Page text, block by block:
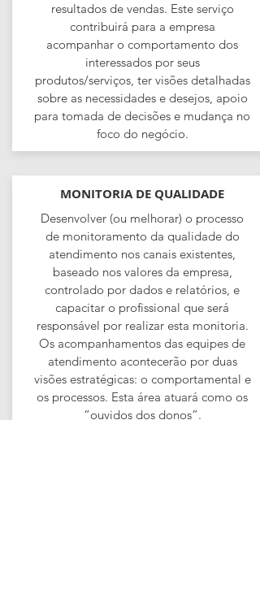
resultados de vendas. Este serviço
contribuirá para a empresa
acompanhar o comportamento dos
interessados por seus
produtos/serviços, ter visões detalhadas
sobre as necessidades e desejos, apoio
para tomada de decisões e mudança no
foco do negócio.
MONITORIA DE QUALIDADE
Desenvolver (ou melhorar) o processo
de monitoramento da qualidade do
atendimento nos canais existentes,
baseado nos valores da empresa,
controlado por dados e relatórios, e
capacitar o profissional que será
responsável por realizar esta monitoria.
Os acompanhamentos das equipes de
atendimento acontecerão por duas
visões estratégicas: o comportamental e
os processos. Esta área atuará como os
“ouvidos dos donos”.